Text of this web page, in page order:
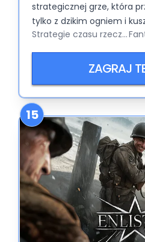
strategicznej grze, która
tylko z dzikim ogniem i
Strategie czasu rzeczywistego
ZAGRAJ
15